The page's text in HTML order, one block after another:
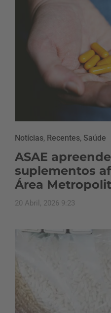
Notícias, Recentes, Saúde
ASAE
suplementos
Área
20 Abril, 2026 9:23